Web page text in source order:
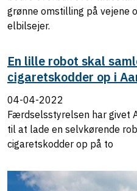
grønne omstilling på vejene
elbilsejer.
En lille robot skal
cigaretskodder op i
04-04-2022
Færdselsstyrelsen har givet
til at lade en selvkørende
cigaretskodder op på to